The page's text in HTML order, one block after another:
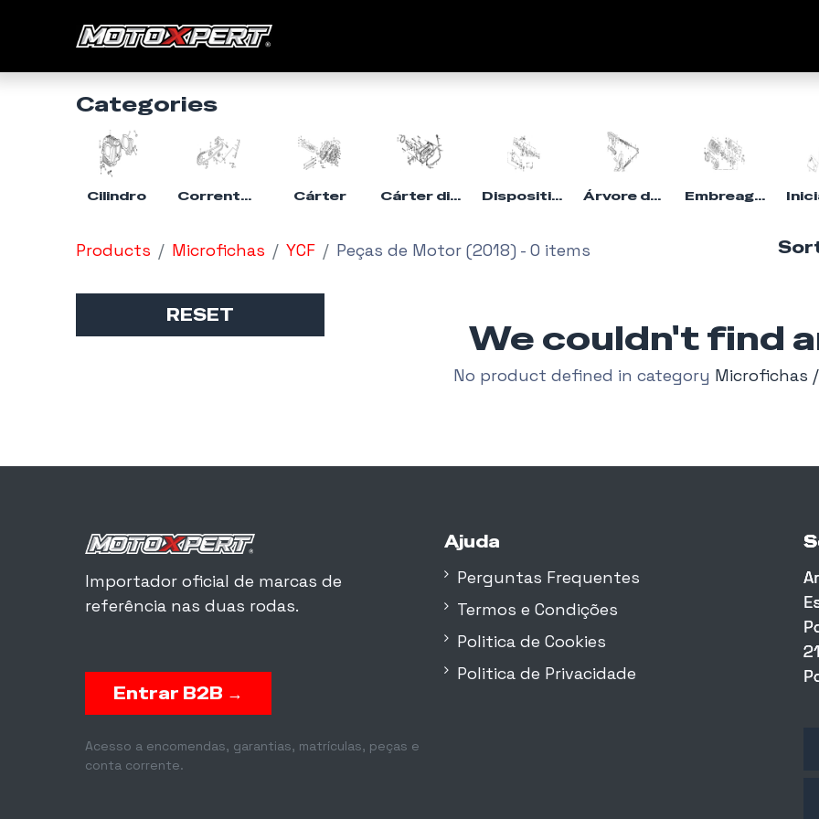
Categories
Cilindro Corrente de Tempo & Tensor Cárter Cárter direito do cárter Dispositivo de mudança de marchas Árvore de cames e válvulas Embreagem
Products Microfichas YCF Peças de Motor (2018) - 0 items
RESET
We couldn't find
No product defined in category Microfichas
Importador oficial de marcas de
referência nas duas rodas.
Entrar B2B →
Acesso a encomendas, garantias, matrículas, peças e
conta corrente.
Ajuda
Perguntas Frequentes
Termos e Condições
Politica de Cookies
Politica de Privacidade